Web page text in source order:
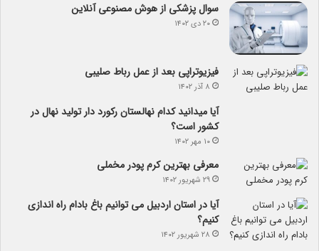
سوال پزشکی از هوش مصنوعی آنلاین
۲۰ دی ۱۴۰۲
فیزیوتراپی بعد از عمل رباط صلیبی
۸ آذر ۱۴۰۲
آیا می­دانید کدام نهالستان رکورد دار تولید نهال­ در
کشور است؟
۱۰ مهر ۱۴۰۲
معرفی بهترین کرم پودر مخملی
۲۹ شهریور ۱۴۰۲
آیا در استان اردبیل می توانیم باغ بادام راه اندازی
کنیم؟
۲۸ شهریور ۱۴۰۲